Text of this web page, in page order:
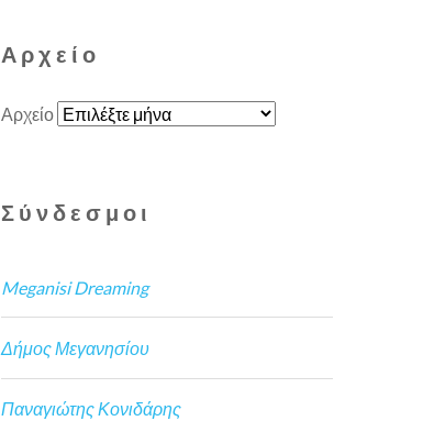
Αρχείο
Αρχείο
Σύνδεσμοι
Meganisi Dreaming
Δήμος Μεγανησίου
Παναγιώτης Κονιδάρης